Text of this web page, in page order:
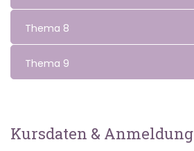
Thema 8
Thema 9
Kursdaten & Anmeldung